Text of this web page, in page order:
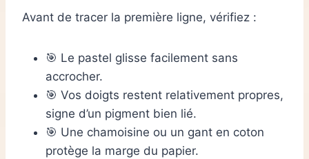
Avant de tracer la première ligne, vérifiez :
🎯 Le pastel glisse facilement sans
accrocher.
🎯 Vos doigts restent relativement propres,
signe d’un pigment bien lié.
🎯 Une chamoisine ou un gant en coton
protège la marge du papier.